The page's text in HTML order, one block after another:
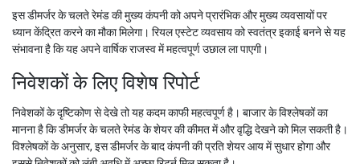
इस डीमर्जर के चलते रेमंड की मुख्य कंपनी को अपने प्रारंभिक और मुख्य व्यवसायों पर
ध्यान केंद्रित करने का मौका मिलेगा। रियल एस्टेट व्यवसाय को स्वतंत्र इकाई बनने से यह
संभावना है कि यह अपने वार्षिक राजस्व में महत्वपूर्ण उछाल ला पाएगी।
निवेशकों के लिए विशेष रिपोर्ट
निवेशकों के दृष्टिकोण से देखे तो यह कदम काफी महत्वपूर्ण है। बाजार के विश्लेषकों का
मानना है कि डीमर्जर के चलते रेमंड के शेयर की कीमत में और वृद्धि देखने को मिल सकती है।
विश्लेषकों के अनुसार, इस डीमर्जर के बाद कंपनी की प्रति शेयर आय में सुधार होगा और